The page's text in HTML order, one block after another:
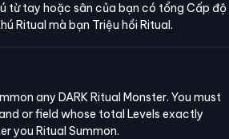
từ tay hoặc sân của bạn có tổng Cấp độ
Ritual mà bạn Triệu hồi Ritual.
any DARK Ritual Monster. You must
or field whose total Levels exactly
you Ritual Summon.